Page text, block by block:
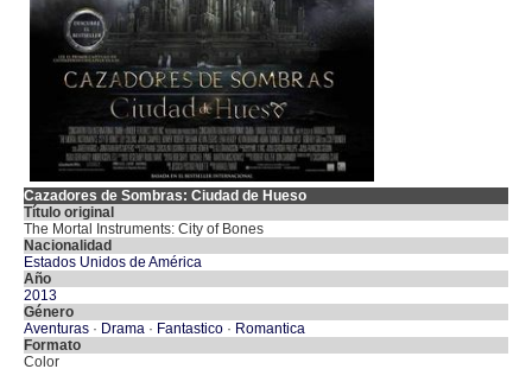
Cazadores de Sombras: Ciudad de Hueso
Título original
The Mortal Instruments: City of Bones
Nacionalidad
Estados Unidos de América
Año
2013
Género
Aventuras · Drama · Fantastico · Romantica
Formato
Color